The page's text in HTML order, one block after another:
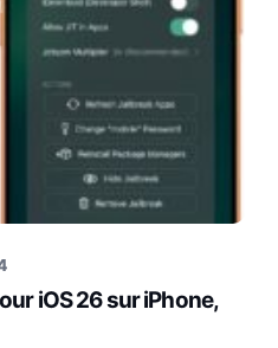
iOS 26 sur iPhone,